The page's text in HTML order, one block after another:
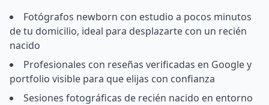
Fotógrafos newborn con estudio a pocos minutos
de tu domicilio, ideal para desplazarte con un recién
nacido
Profesionales con reseñas verificadas en Google y
portfolio visible para que elijas con confianza
Sesiones fotográficas de recién nacido en entorno